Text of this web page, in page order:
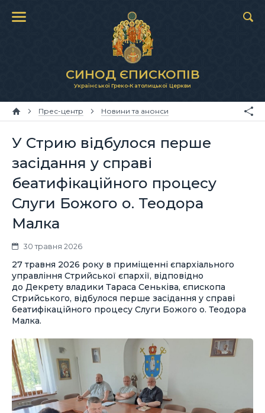
СИНОД ЄПИСКОПІВ
Української Греко-Католицької Церкви
Прес-центр Новини та анонси
У Стрию відбулося перше
засідання у справі
беатифікаційного процесу
Слуги Божого о. Теодора
Малка
30 травня 2026
27 травня 2026 року в приміщенні єпархіального
управління Стрийської єпархії, відповідно
до Декрету владики Тараса Сеньківа, єпископа
Стрийського, відбулося перше засідання у справі
беатифікаційного процесу Слуги Божого о. Теодора
Малка.